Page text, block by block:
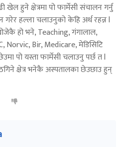
हुने क्षेत्रमा पो फार्मेसी संचालन गर्नु
हल्ला चलाउनुको केहि अर्थ रहन्न l
हो भने, Teaching, गंगालाल,
Norvic, Bir, Medicare, मेडिसिटि
पो यस्ता फार्मेसी चलाउनु पर्छ त l
क्षेत्र भनेकै अस्पतालका छेउछाउ हुन्